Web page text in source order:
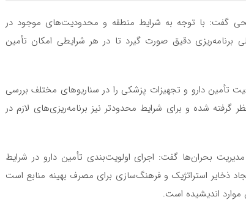
گفت: با توجه به شرایط منطقه و محدودیت‌های موجود در
برنامه‌ریزی دقیق صورت گیرد تا در هر شرایطی امکان تأمین
دارو و تجهیزات پزشکی را در سناریوهای مختلف بررسی
گرفته شده و برای شرایط محدودتر نیز برنامه‌ریزی‌های لازم در
بحران‌ها گفت: اجرای اولویت‌بندی تأمین دارو در شرایط
ذخایر استراتژیک و فرهنگ‌سازی برای مصرف بهینه منابع است
موارد اندیشیده است.
داودی
واقعاً رزرو هتل در زمستان اختلاف
کارشناس روابط عمومی
اگر تعادل بین آرامش و دسترسی